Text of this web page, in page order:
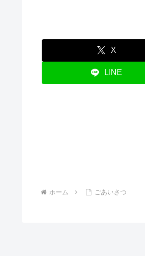
X
LINE
ホーム ごあいさつ